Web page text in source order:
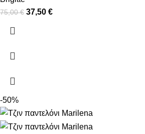
75,00€ 37,50 €
-50%